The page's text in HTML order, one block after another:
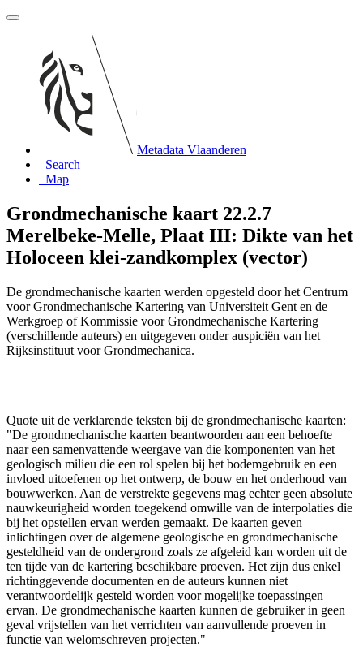
Metadata Vlaanderen
Search
Map
Grondmechanische kaart 22.2.7
Merelbeke-Melle, Plaat III: Dikte van het
Holoceen klei-zandkomplex (vector)
De grondmechanische kaarten werden opgesteld door het Centrum
voor Grondmechanische Kartering van Universiteit Gent en de
Werkgroep of Kommissie voor Grondmechanische Kartering
(verschillende auteurs) en uitgegeven onder auspiciën van het
Rijksinstituut voor Grondmechanica.
Quote uit de verklarende teksten bij de grondmechanische kaarten:
"De grondmechanische kaarten beantwoorden aan een behoefte
naar een samenvattende weergave van die komponenten van het
geologisch milieu die een rol spelen bij het bodemgebruik en een
invloed uitoefenen op het ontwerp, de bouw en het onderhoud van
bouwwerken. Aan de verstrekte gegevens mag echter geen absolute
nauwkeurigheid worden toegekend omwille van de interpolaties die
bij het opstellen ervan werden gemaakt. De kaarten geven
inlichtingen over de algemene geologische en grondmechanische
gesteldheid van de ondergrond zoals ze afgeleid kan worden uit de
ten tijde van de kartering beschikbare proeven. Het zijn dus enkel
richtinggevende documenten en de auteurs kunnen niet
verantwoordelijk gesteld worden voor mogelijke toepassingen
ervan. De grondmechanische kaarten kunnen de gebruiker in geen
geval vrijstellen van het verrichten van aanvullende proeven in
functie van welomschreven projecten."